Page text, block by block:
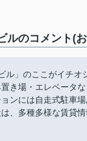
ルのコメント(
ル」のここがイチ
き場・エレベータ
ンには自走式駐車
、多種多様な賃貸